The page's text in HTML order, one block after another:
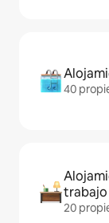
40
trabajo
20